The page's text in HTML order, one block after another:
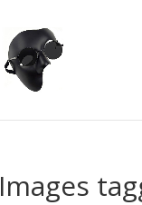
Images